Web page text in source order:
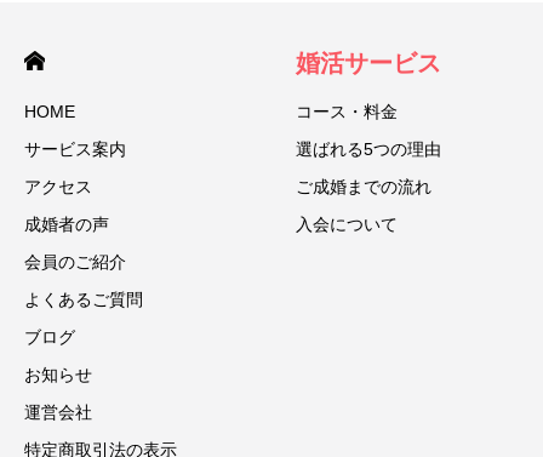
HOME
サービス案内
アクセス
成婚者の声
会員のご紹介
よくあるご質問
ブログ
お知らせ
運営会社
特定商取引法の表示
婚活サービス
コース・料金
選ばれる5つの理由
ご成婚までの流れ
入会について